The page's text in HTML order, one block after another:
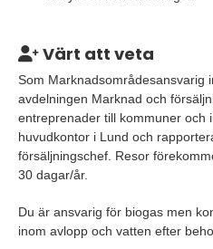
Värt att veta
Som Marknadsområdesansvarig
avdelningen Marknad och
entreprenader till kommuner och
huvudkontor i Lund och
försäljningschef. Resor
30 dagar/år.
Du är ansvarig för biogas men
inom avlopp och vatten efter